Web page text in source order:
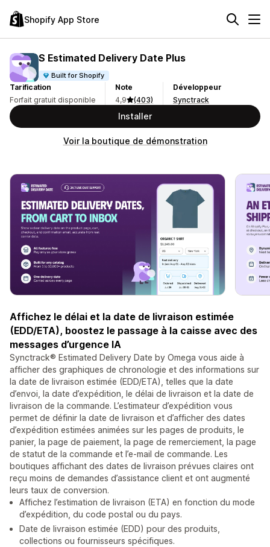
Shopify App Store
S Estimated Delivery Date Plus
Built for Shopify
Tarification
Forfait gratuit disponible
Note
4,9
(403)
Développeur
Synctrack
Installer
Voir la boutique de démonstration
Affichez le délai et la date de livraison estimée
(EDD/ETA), boostez le passage à la caisse avec des
messages d’urgence IA
Synctrack® Estimated Delivery Date by Omega vous aide à
afficher des graphiques de chronologie et des informations sur
la date de livraison estimée (EDD/ETA), telles que la date
d’envoi, la date d’expédition, le délai de livraison et la date de
livraison de la commande. L’estimateur d’expédition vous
permet de définir la date de livraison et d’afficher des dates
d’expédition estimées animées sur les pages de produits, le
panier, la page de paiement, la page de remerciement, la page
de statut de la commande et l’e-mail de commande. Les
boutiques affichant des dates de livraison prévues claires ont
reçu moins de demandes d’assistance client et ont augmenté
leurs taux de conversion.
Affichez l’estimation de livraison (ETA) en fonction du mode
d’expédition, du code postal ou du pays.
Date de livraison estimée (EDD) pour des produits,
collections ou fournisseurs spécifiques.